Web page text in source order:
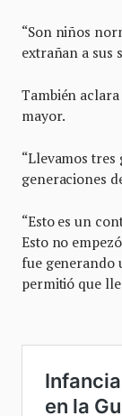
“Son niños
extrañan a sus
También
mayor.
“Llevamos tres
generaciones
“Esto es un
Esto no
fue generando
permitió que